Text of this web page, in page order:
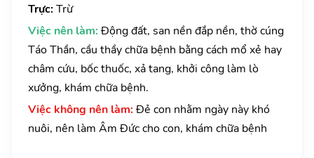
Trực: Trừ
Việc nên làm: Động đất, san nền đắp nền, thờ cúng
Táo Thần, cầu thầy chữa bệnh bằng cách mổ xẻ hay
châm cứu, bốc thuốc, xả tang, khởi công làm lò
xưởng, khám chữa bệnh.
Việc không nên làm: Đẻ con nhằm ngày này khó
nuôi, nên làm Âm Đức cho con, khám chữa bệnh